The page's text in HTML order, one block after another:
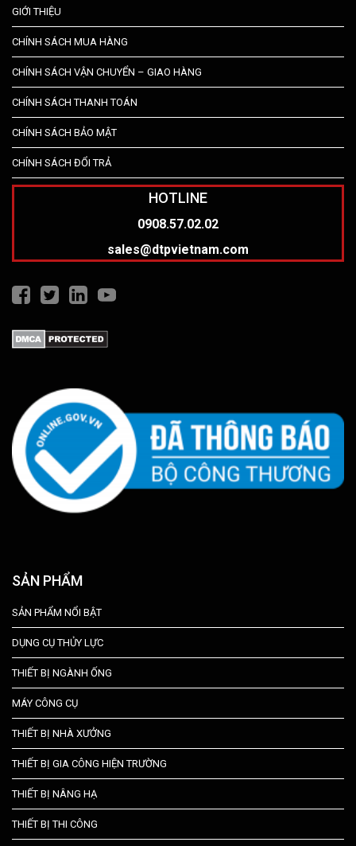
GIỚI THIỆU
CHÍNH SÁCH MUA HÀNG
CHÍNH SÁCH VẬN CHUYỂN – GIAO HÀNG
CHÍNH SÁCH THANH TOÁN
CHÍNH SÁCH BẢO MẬT
CHÍNH SÁCH ĐỔI TRẢ
HOTLINE
0908.57.02.02
sales@dtpvietnam.com
SẢN PHẨM
SẢN PHẨM NỔI BẬT
DỤNG CỤ THỦY LỰC
THIẾT BỊ NGÀNH ỐNG
MÁY CÔNG CỤ
THIẾT BỊ NHÀ XƯỞNG
THIẾT BỊ GIA CÔNG HIỆN TRƯỜNG
THIẾT BỊ NÂNG HẠ
THIẾT BỊ THI CÔNG